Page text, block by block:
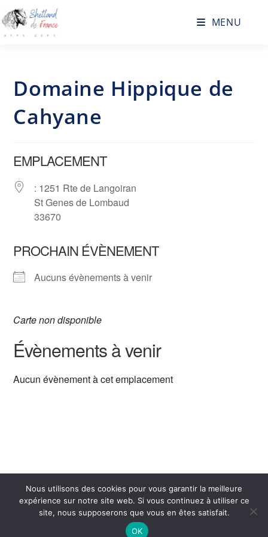
MENU
Domaine Hippique de
Cahyane
EMPLACEMENT
: 1251 Rte de Langoiran
St Genes de Lombaud
33670
PROCHAIN ÉVÈNEMENT
Aucuns évènements à venir
Carte non disponible
Évènements à venir
Aucun évènement à cet emplacement
Nous utilisons des cookies pour vous garantir la meilleure
expérience sur notre site web. Si vous continuez à utiliser ce
site, nous supposerons que vous en êtes satisfait.
OK